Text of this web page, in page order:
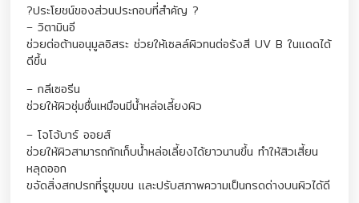
?ประโยชน์ของส่วนประกอบที่สำคัญ ?
– วิตามินอี
ช่วยต่อต้านอนุมูลอิสระ ช่วยให้เซลล์ผิวทนต่อรังสี UV B ในแดดได้
ดีขึ้น
– กลีเซอรีน
ช่วยให้ผิวชุ่มชื่นเหมือนมีน้ำหล่อเลี้ยงผิว
– โจโจ้บาร์ ออยส์
ช่วยให้ผิวสามารถกักเก็บน้ำหล่อเลี้ยงได้ยาวนานขึ้น ทำให้สิวเสี้ยน
หลุดออก
ขจัดสิ่งสกปรกที่รูขุมขน และปรับสภาพความเป็นกรดด่างบนผิวได้ดี